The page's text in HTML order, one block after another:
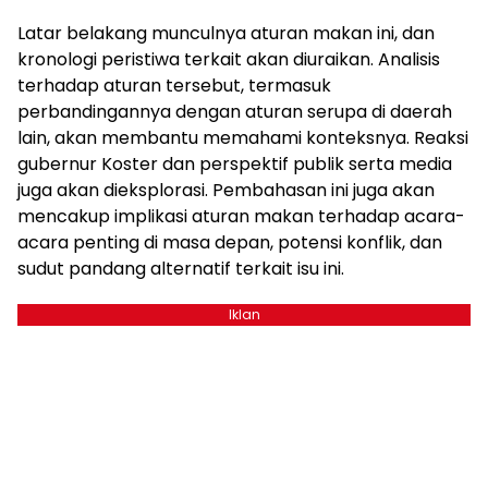
Latar belakang munculnya aturan makan ini, dan
kronologi peristiwa terkait akan diuraikan. Analisis
terhadap aturan tersebut, termasuk
perbandingannya dengan aturan serupa di daerah
lain, akan membantu memahami konteksnya. Reaksi
gubernur Koster dan perspektif publik serta media
juga akan dieksplorasi. Pembahasan ini juga akan
mencakup implikasi aturan makan terhadap acara-
acara penting di masa depan, potensi konflik, dan
sudut pandang alternatif terkait isu ini.
Iklan